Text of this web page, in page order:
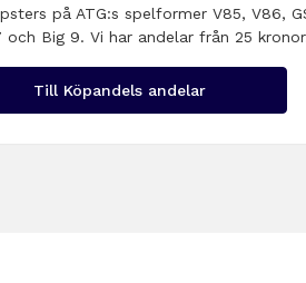
på ATG:s spelformer V85, V86,
och Big 9. Vi har andelar från 25
Till Köpandels andelar